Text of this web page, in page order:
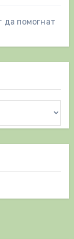
да помогнат